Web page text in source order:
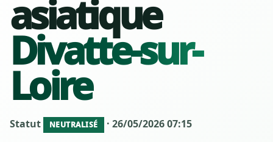
asiatique
Divatte-sur-
Loire
Statut NEUTRALISÉ · 26/05/2026 07:15